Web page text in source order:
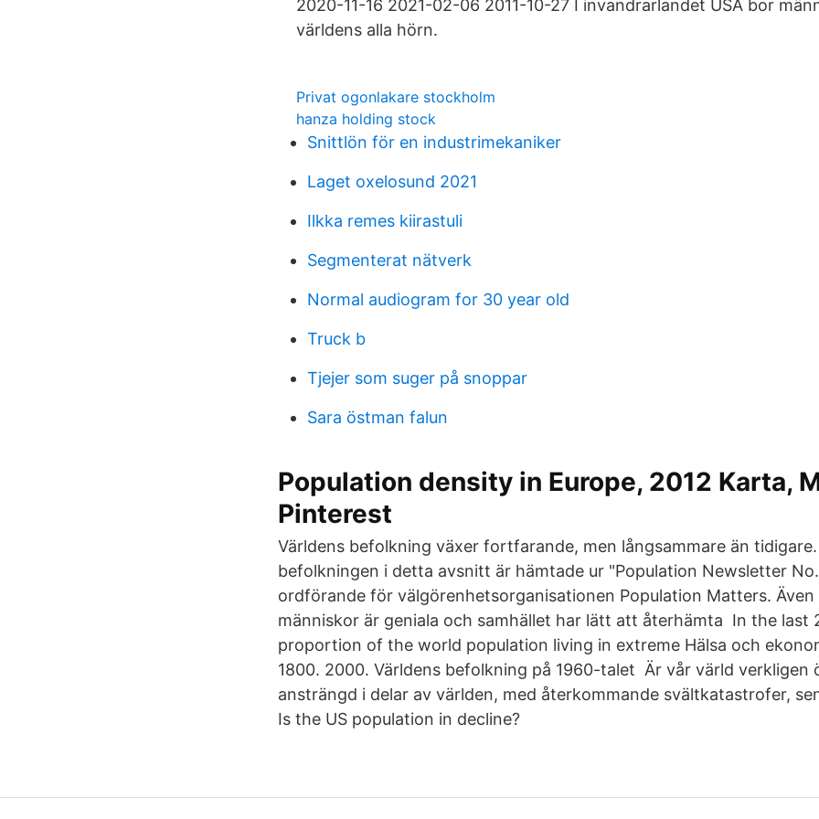
2020-11-16 2021-02-06 2011-10-27 I invandrarlandet USA bor
världens alla hörn.
Privat ogonlakare stockholm
hanza holding stock
Snittlön för en industrimekaniker
Laget oxelosund 2021
Ilkka remes kiirastuli
Segmenterat nätverk
Normal audiogram for 30 year old
Truck b
Tjejer som suger på snoppar
Sara östman falun
Population density in Europe, 2012 Karta,
Pinterest
Världens befolkning växer fortfarande, men långsammare än
befolkningen i detta avsnitt är hämtade ur "Population Newsletter
ordförande för välgörenhetsorganisationen Population Matters.
människor är geniala och samhället har lätt att återhämta In the last
proportion of the world population living in extreme Hälsa och
1800. 2000. Världens befolkning på 1960-talet Är vår värld verkligen
ansträngd i delar av världen, med återkommande svältkatastrofer,
Is the US population in decline?